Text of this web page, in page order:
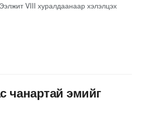
VIII хуралдаанаар хэлэлцэх
чанартай эмийг